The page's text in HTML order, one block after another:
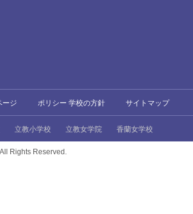
ージ ポリシー 学校の方針 サイトマップ
立教小学校 立教女学院 香蘭女学校
Rights Reserved.